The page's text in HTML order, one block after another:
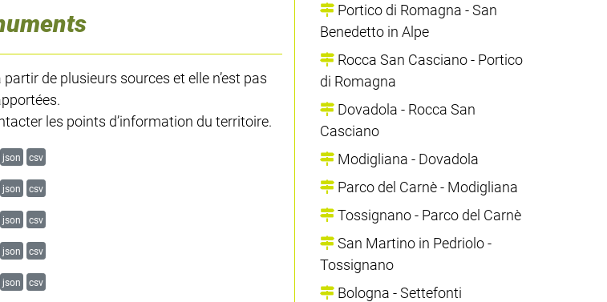
de plusieurs sources et elle n’est pas
les points d’information du territoire.
json csv
json csv
json csv
json csv
json csv
Portico di Romagna - San
Benedetto in Alpe
Rocca San Casciano - Portico
di Romagna
Dovadola - Rocca San
Casciano
Modigliana - Dovadola
Parco del Carnè - Modigliana
Tossignano - Parco del Carnè
San Martino in Pedriolo -
Tossignano
Bologna - Settefonti